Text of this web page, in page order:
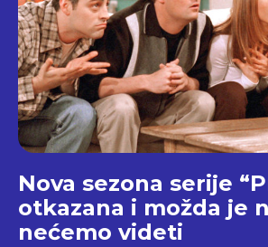
Nova sezona serije
otkazana i možda je
nećemo videti